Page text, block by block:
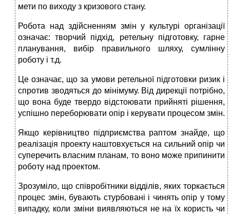
мети по виходу з кризового стану.
Робота над здійсненням змін у культурі організації
означає: творчий підхід, ретельну підготовку, гарне
планування, вибір правильного шляху, сумлінну
роботу і т.д.
Це означає, що за умови ретельної підготовки ризик і
спротив зводяться до мінімуму. Від дирекції потрібно,
що вона буде твердо відстоювати прийняті рішення,
успішно переборювати опір і керувати процесом змін.
Якщо керівництво підприємства раптом знайде, що
реалізація проекту наштовхується на сильний опір чи
суперечить власним планам, то воно може припинити
роботу над проектом.
Зрозуміло, що співробітники відділів, яких торкається
процес змін, бувають стурбовані і чинять опір у тому
випадку, коли зміни виявляються не на їх користь чи